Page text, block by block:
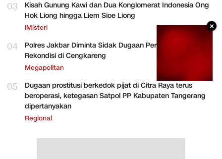
03
Kisah Gunung Kawi dan Dua Konglomerat Indonesia Ong
Hok Liong hingga Liem Sioe Liong
iMisteri
04
Polres Jakbar Diminta Sidak Dugaan Perakitan HP
Rekondisi di Cengkareng
Megapolitan
05
Dugaan prostitusi berkedok pijat di Citra Raya terus
beroperasi, ketegasan Satpol PP Kabupaten Tangerang
dipertanyakan
Regional
×